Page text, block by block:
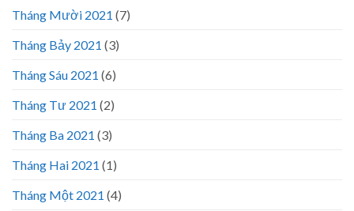
Tháng Mười 2021 (7)
Tháng Bảy 2021 (3)
Tháng Sáu 2021 (6)
Tháng Tư 2021 (2)
Tháng Ba 2021 (3)
Tháng Hai 2021 (1)
Tháng Một 2021 (4)